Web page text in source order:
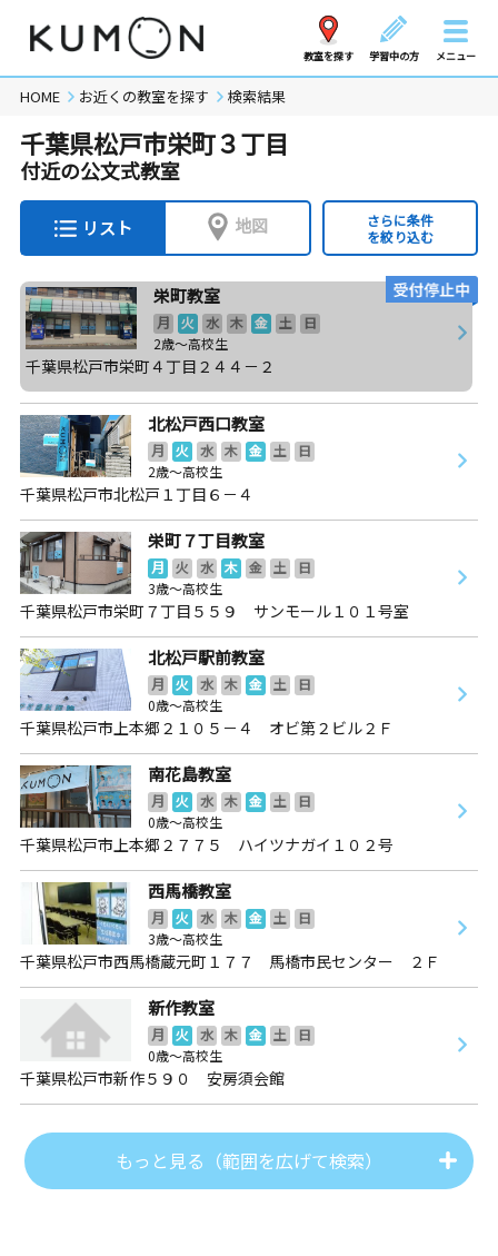
教室を探す 学習中の方 メニュー
HOME お近くの教室を探す 検索結果
千葉県松戸市栄町３丁目
付近の公文式教室
リスト 地図
さらに条件
を絞り込む
栄町教室
月 火 水 木 金 土
日
2歳～高校生
千葉県松戸市栄町４丁目２４４－２
北松戸西口教室
月 火 水 木 金 土
日
2歳～高校生
千葉県松戸市北松戸１丁目６－４
栄町７丁目教室
月 火 水 木 金 土
日
3歳～高校生
千葉県松戸市栄町７丁目５５９ サンモール１０１号室
北松戸駅前教室
月 火 水 木 金 土
日
0歳～高校生
千葉県松戸市上本郷２１０５－４ オビ第２ビル２Ｆ
南花島教室
月 火 水 木 金 土
日
0歳～高校生
千葉県松戸市上本郷２７７５ ハイツナガイ１０２号
西馬橋教室
月 火 水 木 金 土
日
3歳～高校生
千葉県松戸市西馬橋蔵元町１７７ 馬橋市民センター ２Ｆ
新作教室
月 火 水 木 金 土
日
0歳～高校生
千葉県松戸市新作５９０ 安房須会館
もっと見る（範囲を広げて検索）